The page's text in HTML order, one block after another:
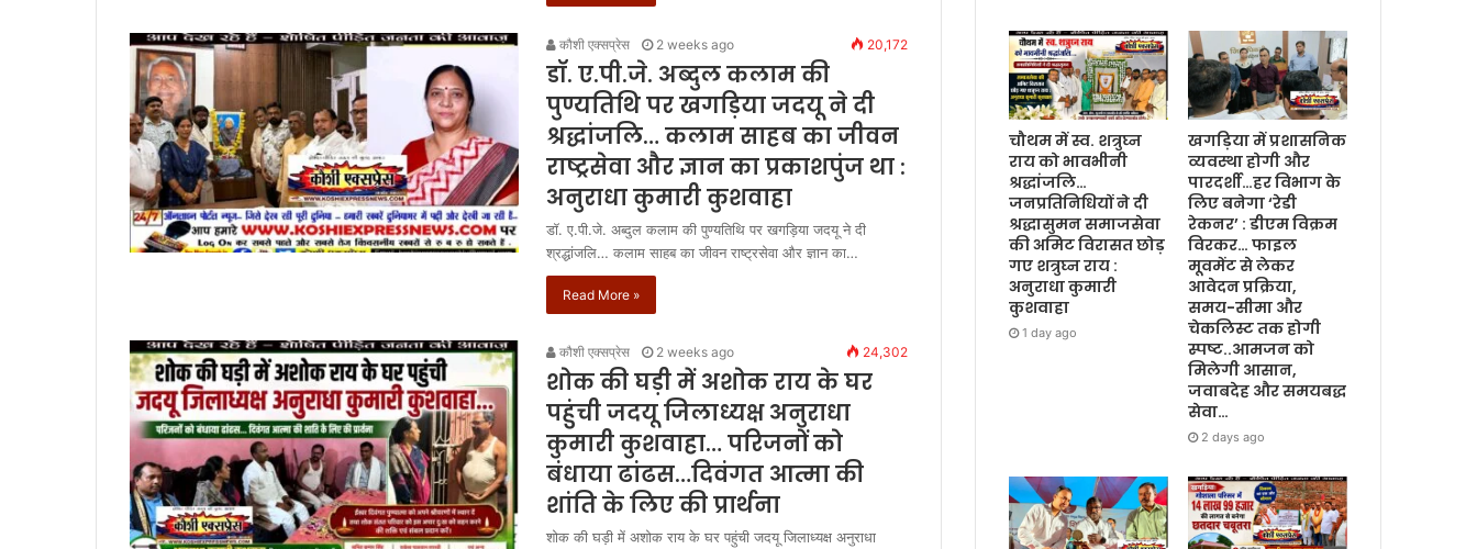
कौशी एक्सप्रेस 2 weeks ago 20,172
डॉ. ए.पी.जे. अब्दुल कलाम की
पुण्यतिथि पर खगड़िया जदयू ने दी
श्रद्धांजलि… कलाम साहब का जीवन
राष्ट्रसेवा और ज्ञान का प्रकाशपुंज था :
अनुराधा कुमारी कुशवाहा
डॉ. ए.पी.जे. अब्दुल कलाम की पुण्यतिथि पर खगड़िया जदयू ने दी
श्रद्धांजलि… कलाम साहब का जीवन राष्ट्रसेवा और ज्ञान का…
Read More »
कौशी एक्सप्रेस 2 weeks ago 24,302
शोक की घड़ी में अशोक राय के घर
पहुंची जदयू जिलाध्यक्ष अनुराधा
कुमारी कुशवाहा… परिजनों को
बंधाया ढांढस…दिवंगत आत्मा की
शांति के लिए की प्रार्थना
शोक की घड़ी में अशोक राय के घर पहुंची जदयू जिलाध्यक्ष अनुराधा
चौथम में स्व. शत्रुघ्न
राय को भावभीनी
श्रद्धांजलि…
जनप्रतिनिधियों ने दी
श्रद्धासुमन समाजसेवा
की अमिट विरासत छोड़
गए शत्रुघ्न राय :
अनुराधा कुमारी
कुशवाहा
1 day ago
खगड़िया में प्रशासनिक
व्यवस्था होगी और
पारदर्शी…हर विभाग के
लिए बनेगा ‘रेडी
रेकनर’ : डीएम विक्रम
विरकर… फाइल
मूवमेंट से लेकर
आवेदन प्रक्रिया,
समय-सीमा और
चेकलिस्ट तक होगी
स्पष्ट..आमजन को
मिलेगी आसान,
जवाबदेह और समयबद्ध
सेवा…
2 days ago